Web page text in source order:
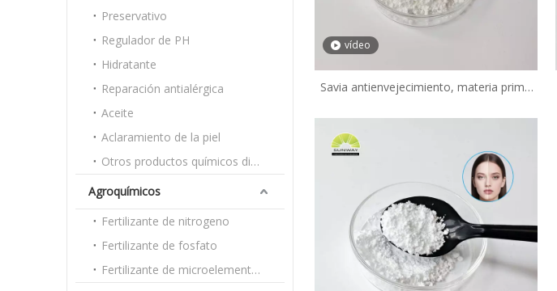
Preservativo
Regulador de PH
Hidratante
Reparación antialérgica
Aceite
Aclaramiento de la piel
Otros productos químicos diarios
Agroquímicos
Fertilizante de nitrogeno
Fertilizante de fosfato
Fertilizante de microelementos
vídeo
Savia antienvejecimiento, materia prima
CAS 66170-10-3, con 99 % de pureza, a